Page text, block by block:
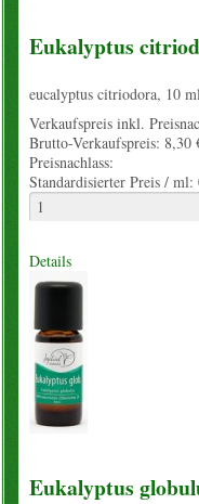
Eukalyptus
eucalyptus citriodora, 10
Verkaufspreis inkl.
Brutto-Verkaufspreis: 8,30
Preisnachlass:
Standardisierter Preis / ml:
Details
Eukalyptus